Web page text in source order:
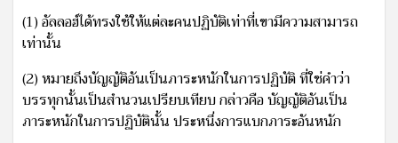
(1) อัลลอฮ์ได้ทรงใช้ให้แต่ละคนปฏิบัติเท่าที่เขามีความสามารถ
เท่านั้น
(2) หมายถึงบัญญัติอันเป็นภาระหนักในการปฏิบัติ ที่ใช่คำว่า
บรรทุกนั้นเป็นสำนวนเปรียบเทียบ กล่าวคือ บัญญัติอันเป็น
ภาระหนักในการปฏิบัตินั้น ประหนึ่งการแบกภาระอันหนัก